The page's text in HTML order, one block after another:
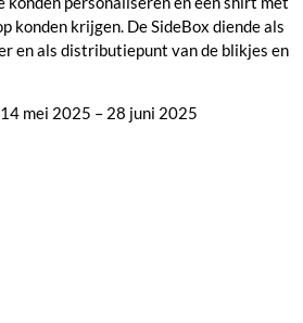
konden krijgen. De SideBox diende als
en als distributiepunt van de blikjes en
mei 2025 – 28 juni 2025